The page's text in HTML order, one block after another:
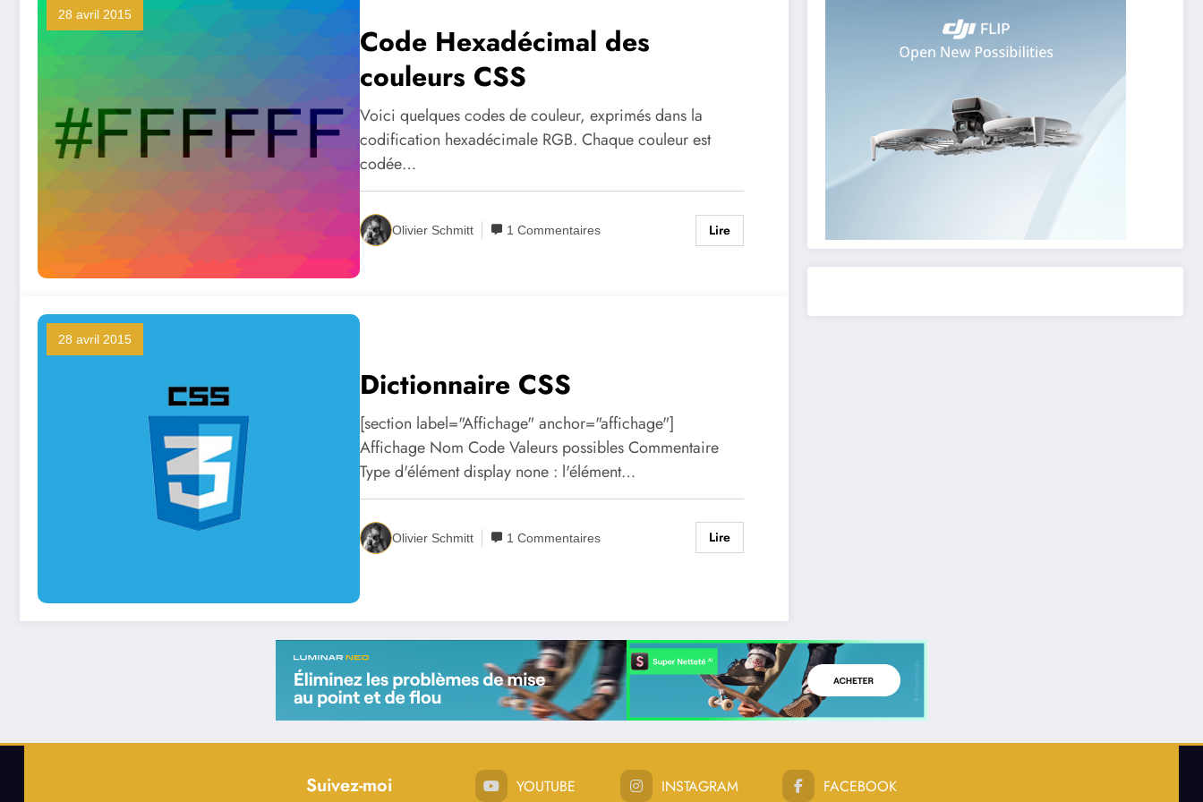
28 avril 2015
Code Hexadécimal des
couleurs CSS
Voici quelques codes de couleur, exprimés dans la
codification hexadécimale RGB. Chaque couleur est
codée…
Olivier Schmitt 1 Commentaires Lire
28 avril 2015
Dictionnaire CSS
[section label="Affichage" anchor="affichage"]
Affichage Nom Code Valeurs possibles Commentaire
Type d'élément display none : l'élément…
Olivier Schmitt 1 Commentaires Lire
Suivez-moi YOUTUBE INSTAGRAM FACEBOOK